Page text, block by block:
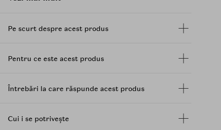
Exfoliere delicata si eficienta â combina
patru tipuri de particule exfoliante
struguri, celuloza microcristalina
Hidratare intensa â contine un complex de
8
Luminozitate si revitalizare â un
Pe scurt despre acest produs
Pentru ce este acest produs
Întrebări la care răspunde acest produs
Cui i se potrivește